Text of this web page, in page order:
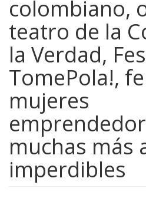
colombiano,
teatro de la
la Verdad,
TomePola!,
mujeres
muchas más
imperdibles